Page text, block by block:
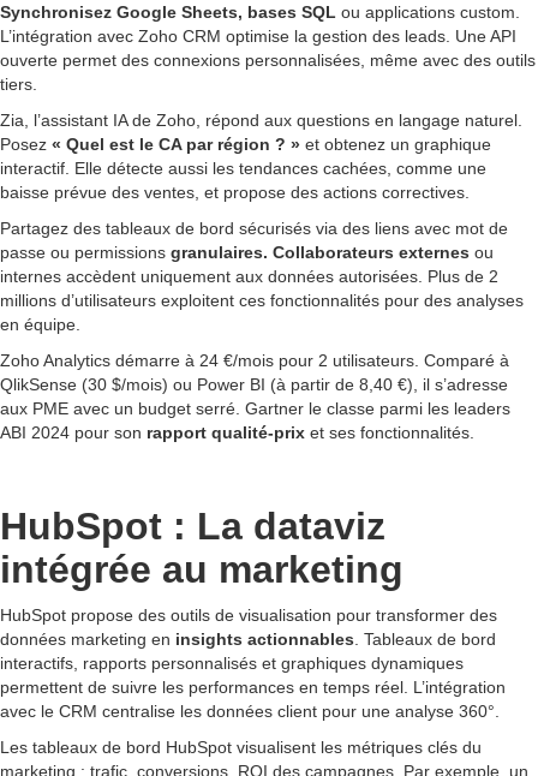
Synchronisez Google Sheets, bases SQL ou applications custom.
L’intégration avec Zoho CRM optimise la gestion des leads. Une API
ouverte permet des connexions personnalisées, même avec des outils
tiers.
Zia, l’assistant IA de Zoho, répond aux questions en langage naturel.
Posez « Quel est le CA par région ? » et obtenez un graphique
interactif. Elle détecte aussi les tendances cachées, comme une
baisse prévue des ventes, et propose des actions correctives.
Partagez des tableaux de bord sécurisés via des liens avec mot de
passe ou permissions granulaires. Collaborateurs externes ou
internes accèdent uniquement aux données autorisées. Plus de 2
millions d’utilisateurs exploitent ces fonctionnalités pour des analyses
en équipe.
Zoho Analytics démarre à 24 €/mois pour 2 utilisateurs. Comparé à
QlikSense (30 $/mois) ou Power BI (à partir de 8,40 €), il s’adresse
aux PME avec un budget serré. Gartner le classe parmi les leaders
ABI 2024 pour son rapport qualité-prix et ses fonctionnalités.
HubSpot : La dataviz
intégrée au marketing
HubSpot propose des outils de visualisation pour transformer des
données marketing en insights actionnables . Tableaux de bord
interactifs, rapports personnalisés et graphiques dynamiques
permettent de suivre les performances en temps réel. L’intégration
avec le CRM centralise les données client pour une analyse 360°.
Les tableaux de bord HubSpot visualisent les métriques clés du
marketing : trafic, conversions, ROI des campagnes. Par exemple, un